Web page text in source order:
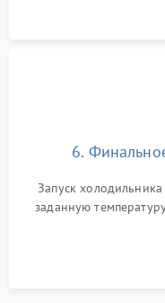
6.
Запуск
заданную
компрессора,
срабатывания